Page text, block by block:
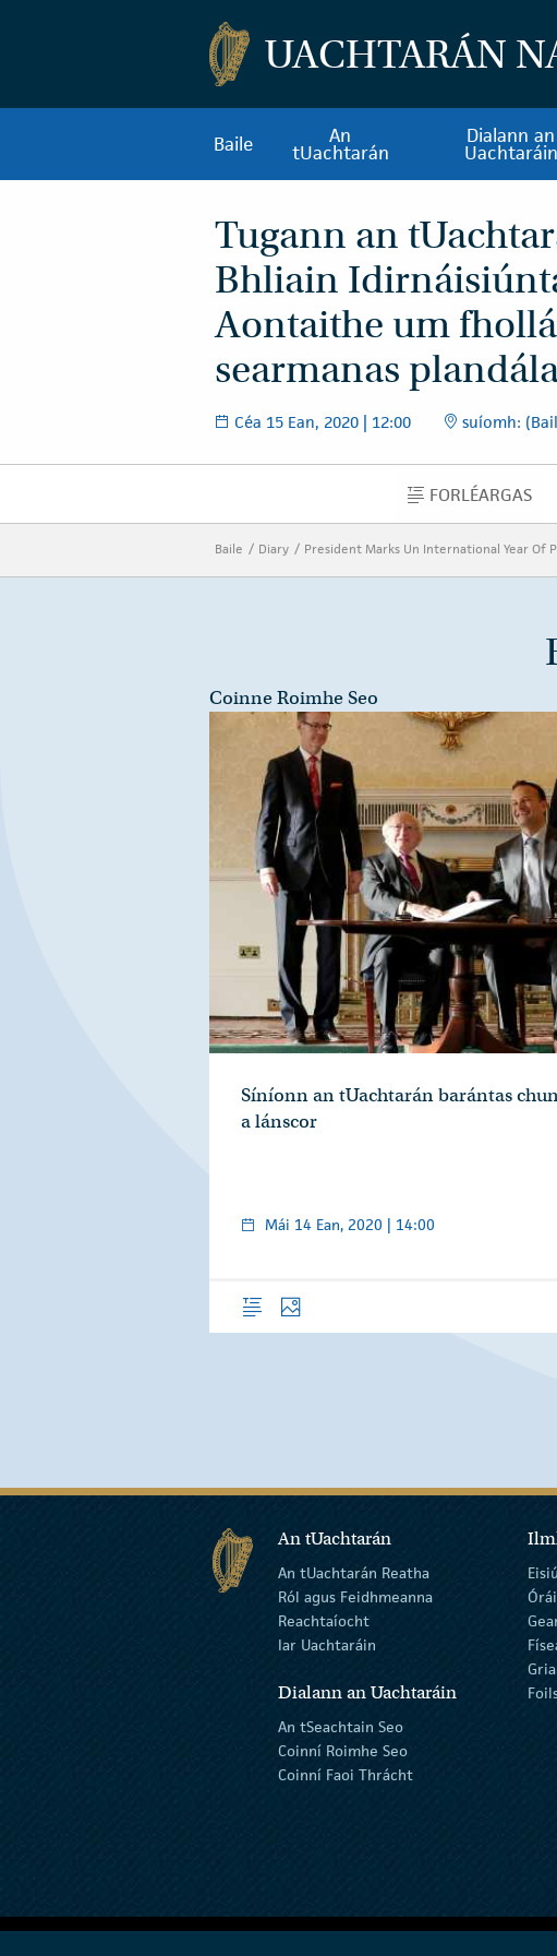
UACHTARÁN
Baile An
tUachtarán
Dialann an
Uachtaráin
Tugann an
Bhliain
Aontaithe um
searmanas
Céa 15 Ean, 2020 | 12:00 suíomh:
FORLÉARGAS
Baile Diary President Marks Un International Year Of
Coinne Roimhe Seo
Síníonn an tUachtarán barántas
a lánscor
Mái 14 Ean, 2020 | 14:00
ForléargasGrianghraif
An tUachtarán
An tUachtarán Reatha
Ról agus Feidhmeanna
Reachtaíocht
Iar Uachtaráin
Dialann an Uachtaráin
An tSeachtain Seo
Coinní Roimhe Seo
Coinní Faoi Thrácht